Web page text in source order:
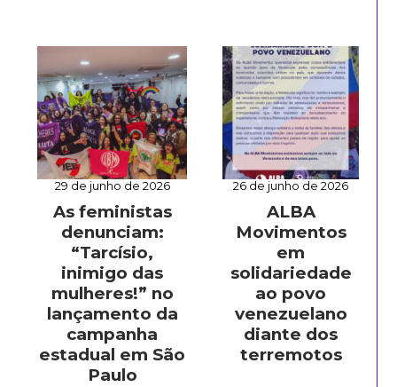
29 de junho de 2026
As feministas
denunciam:
“Tarcísio,
inimigo das
mulheres!” no
lançamento da
campanha
estadual em São
Paulo
26 de junho de 2026
ALBA
Movimentos
em
solidariedade
ao povo
venezuelano
diante dos
terremotos